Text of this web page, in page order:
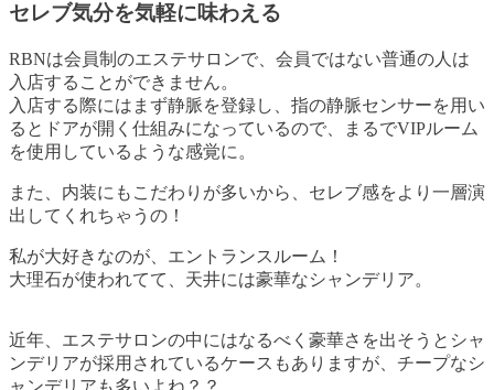
セレブ気分を気軽に味わえる
RBNは会員制のエステサロンで、会員ではない普通の人は
入店することができません。
入店する際にはまず静脈を登録し、指の静脈センサーを用い
るとドアが開く仕組みになっているので、まるでVIPルーム
を使用しているような感覚に。
また、内装にもこだわりが多いから、セレブ感をより一層演
出してくれちゃうの！
私が大好きなのが、エントランスルーム！
大理石が使われてて、天井には豪華なシャンデリア。
近年、エステサロンの中にはなるべく豪華さを出そうとシャ
ンデリアが採用されているケースもありますが、チープなシ
ャンデリアも多いよね？？